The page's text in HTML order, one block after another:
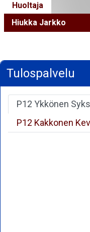
Huoltaja
Hiukka Jarkko
Tulospalvelu
P12 Ykkönen
P12 Kakkonen